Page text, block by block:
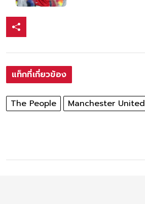
แท็กที่เกี่ยวข้อง
The People Manchester United